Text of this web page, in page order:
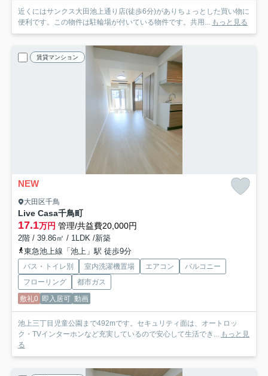
近くにはサンクス大田池上通り店(徒歩6分)がありちょっとした買い物に
便利です。この物件は駐輪場が付いている物件です。共用... もっと見る
賃貸マンション
NEW
大田区千鳥
Live Casa千鳥町
17.1万円 管理/共益費20,000円
2階 / 39.86㎡ / 1LDK /新築
東急池上線「池上」駅 徒歩9分
バス・トイレ別 室内洗濯機置場 エアコン
バルコニー
フローリング
都市ガス
敷礼0 即入居可 動画
池上三丁目児童公園まで492mです。セキュリティ面は、オートロッ
ク・TVインターホンなど充実しているので安心して生活でき... もっと見
る